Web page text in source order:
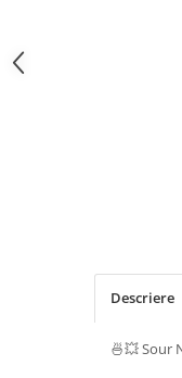
Descriere
🍜💥 Sour